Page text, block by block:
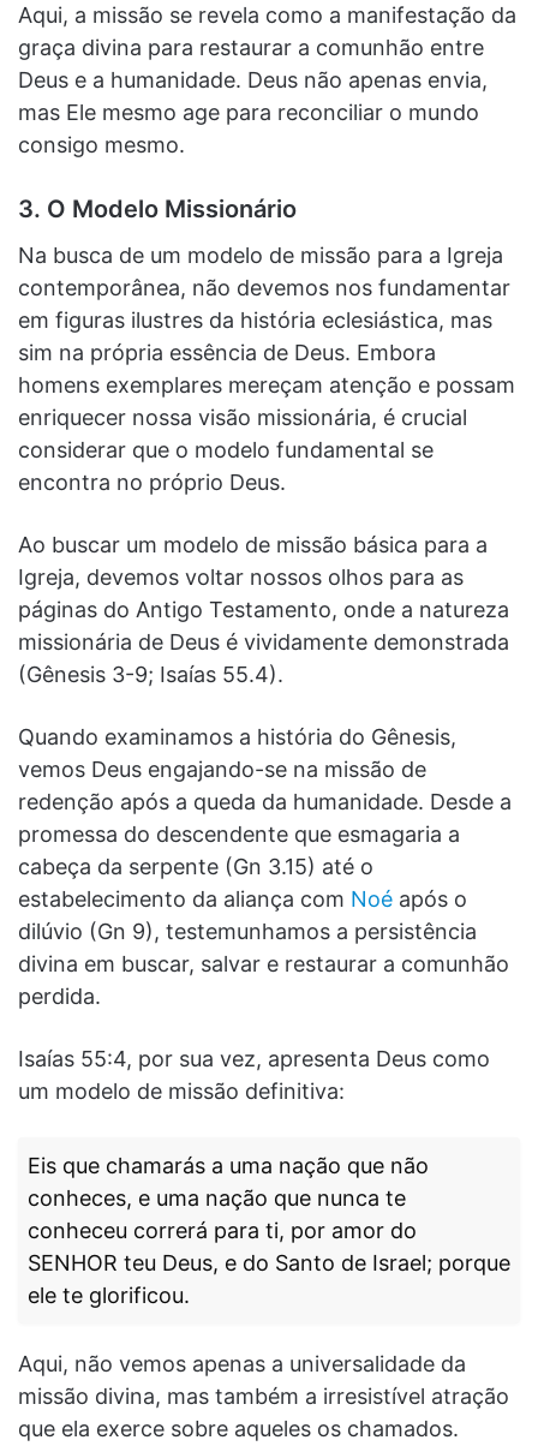
Aqui, a missão se revela como a manifestação da
graça divina para restaurar a comunhão entre
Deus e a humanidade. Deus não apenas envia,
mas Ele mesmo age para reconciliar o mundo
consigo mesmo.
3. O Modelo Missionário
Na busca de um modelo de missão para a Igreja
contemporânea, não devemos nos fundamentar
em figuras ilustres da história eclesiástica, mas
sim na própria essência de Deus. Embora
homens exemplares mereçam atenção e possam
enriquecer nossa visão missionária, é crucial
considerar que o modelo fundamental se
encontra no próprio Deus.
Ao buscar um modelo de missão básica para a
Igreja, devemos voltar nossos olhos para as
páginas do Antigo Testamento, onde a natureza
missionária de Deus é vividamente demonstrada
(Gênesis 3-9; Isaías 55.4).
Quando examinamos a história do Gênesis,
vemos Deus engajando-se na missão de
redenção após a queda da humanidade. Desde a
promessa do descendente que esmagaria a
cabeça da serpente (Gn 3.15) até o
estabelecimento da aliança com Noé após o
dilúvio (Gn 9), testemunhamos a persistência
divina em buscar, salvar e restaurar a comunhão
perdida.
Isaías 55:4, por sua vez, apresenta Deus como
um modelo de missão definitiva:
Eis que chamarás a uma nação que não
conheces, e uma nação que nunca te
conheceu correrá para ti, por amor do
SENHOR teu Deus, e do Santo de Israel; porque
ele te glorificou.
Aqui, não vemos apenas a universalidade da
missão divina, mas também a irresistível atração
que ela exerce sobre aqueles os chamados.